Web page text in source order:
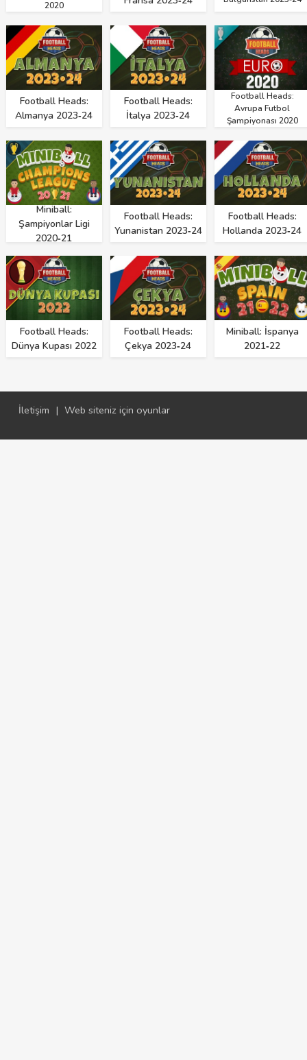
2020
Football Heads:
Almanya 2023‑24
Football Heads:
İtalya 2023‑24
Football Heads:
Avrupa Futbol
Şampiyonası 2020
Miniball:
Şampiyonlar Ligi
2020‑21
Football Heads:
Yunanistan 2023‑24
Football Heads:
Hollanda 2023‑24
Football Heads:
Dünya Kupası 2022
Football Heads:
Çekya 2023‑24
Miniball: İspanya
2021‑22
İletişim | Web siteniz için oyunlar